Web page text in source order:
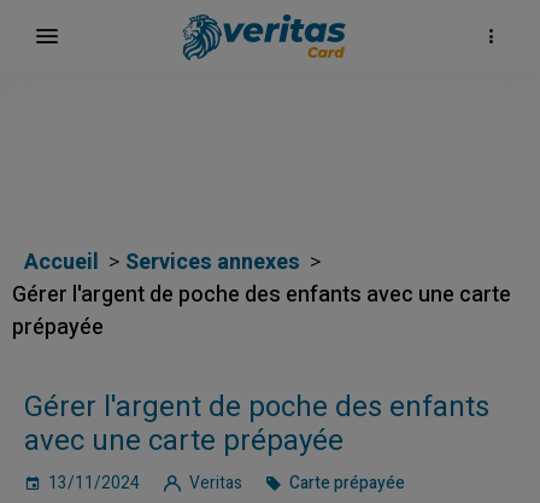
Accueil
Services annexes
Gérer l'argent de poche des enfants avec une carte
prépayée
Gérer l'argent de poche des enfants
avec une carte prépayée
13/11/2024 Veritas Carte prépayée